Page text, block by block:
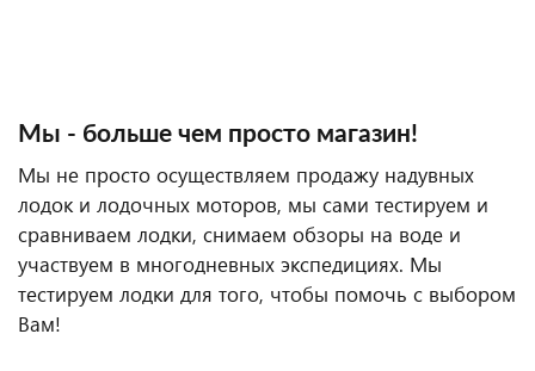
Мы - больше чем просто магазин!
Мы не просто осуществляем продажу надувных
лодок и лодочных моторов, мы сами тестируем и
сравниваем лодки, снимаем обзоры на воде и
участвуем в многодневных экспедициях. Мы
тестируем лодки для того, чтобы помочь с выбором
Вам!